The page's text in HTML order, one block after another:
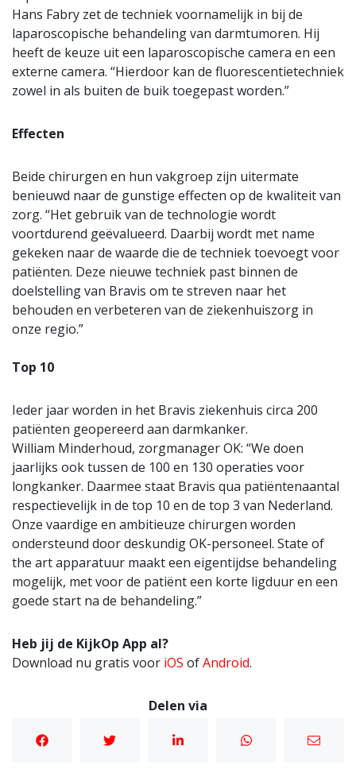
Hans Fabry zet de techniek voornamelijk in bij de
laparoscopische behandeling van darmtumoren. Hij
heeft de keuze uit een laparoscopische camera en een
externe camera. “Hierdoor kan de fluorescentietechniek
zowel in als buiten de buik toegepast worden.”
Effecten
Beide chirurgen en hun vakgroep zijn uitermate
benieuwd naar de gunstige effecten op de kwaliteit van
zorg. “Het gebruik van de technologie wordt
voortdurend geëvalueerd. Daarbij wordt met name
gekeken naar de waarde die de techniek toevoegt voor
patiënten. Deze nieuwe techniek past binnen de
doelstelling van Bravis om te streven naar het
behouden en verbeteren van de ziekenhuiszorg in
onze regio.”
Top 10
Ieder jaar worden in het Bravis ziekenhuis circa 200
patiënten geopereerd aan darmkanker.
William Minderhoud, zorgmanager OK: “We doen
jaarlijks ook tussen de 100 en 130 operaties voor
longkanker. Daarmee staat Bravis qua patiëntenaantal
respectievelijk in de top 10 en de top 3 van Nederland.
Onze vaardige en ambitieuze chirurgen worden
ondersteund door deskundig OK-personeel. State of
the art apparatuur maakt een eigentijdse behandeling
mogelijk, met voor de patiënt een korte ligduur en een
goede start na de behandeling.”
Heb jij de KijkOp App al?
Download nu gratis voor iOS ofAndroid.
Delen via